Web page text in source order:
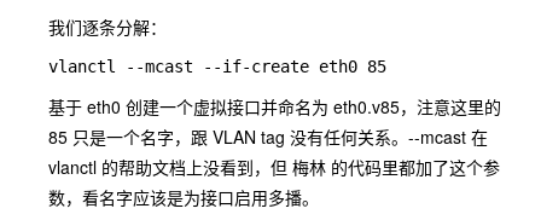
我们逐条分解：
基于 eth0 创建一个虚拟接口并命名为 eth0.v85，注意这里的
85 只是一个名字，跟 VLAN tag 没有任何关系。--mcast 在
vlanctl 的帮助文档上没看到，但 梅林 的代码里都加了这个参
数，看名字应该是为接口启用多播。